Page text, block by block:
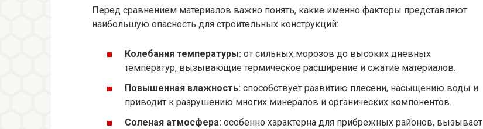
Перед сравнением материалов важно понять, какие именно факторы представляют
наибольшую опасность для строительных конструкций:
Колебания температуры: от сильных морозов до высоких дневных
температур, вызывающие термическое расширение и сжатие материалов.
Повышенная влажность: способствует развитию плесени, насыщению воды и
приводит к разрушению многих минералов и органических компонентов.
Соленая атмосфера: особенно характерна для прибрежных районов, вызывает